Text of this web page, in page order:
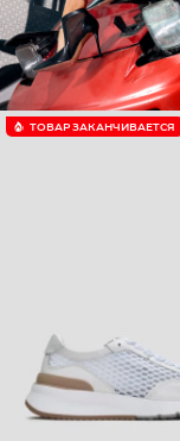
ТОВАР ЗАКАНЧИВАЕТСЯ